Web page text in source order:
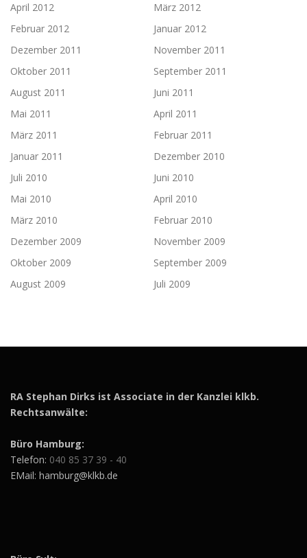
April 2012
März 2012
Februar 2012
Januar 2012
Dezember 2011
November 2011
Oktober 2011
September 2011
August 2011
Juni 2011
Mai 2011
April 2011
März 2011
Februar 2011
Januar 2011
Dezember 2010
Juli 2010
Juni 2010
Mai 2010
April 2010
März 2010
Februar 2010
Dezember 2009
November 2009
Oktober 2009
September 2009
August 2009
Juli 2009
RA Stephan Dirks ist Associate in der Kanzlei klkb.
Rechtsanwälte:
Büro Hamburg:
Telefon: 040 85 37 39 - 40
EMail: hamburg@klkb.de